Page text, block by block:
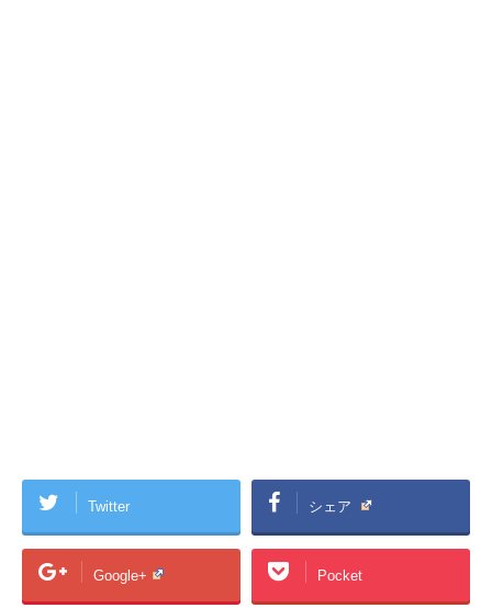
Twitter シェア
Google+ Pocket